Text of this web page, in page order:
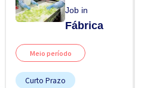
Job in
Fábrica
Meio período
Curto Prazo